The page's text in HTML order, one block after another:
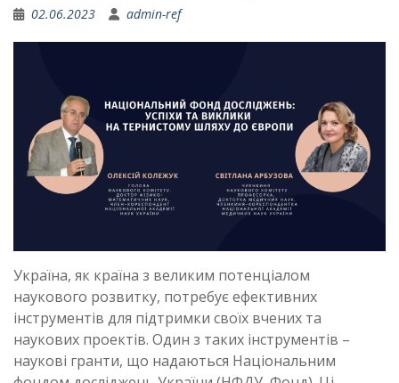
02.06.2023 admin-ref
Україна, як країна з великим потенціалом
наукового розвитку, потребує ефективних
інструментів для підтримки своїх вчених та
наукових проектів. Один з таких інструментів –
наукові гранти, що надаються Національним